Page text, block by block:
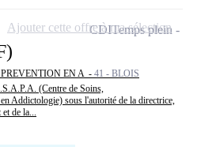
EN A - 41 - BLOIS
(Centre de Soins,
Addictologie) sous l'autorité de la directrice,
de la...
CDITemps plein
Ajouter cette offre à ma sélection